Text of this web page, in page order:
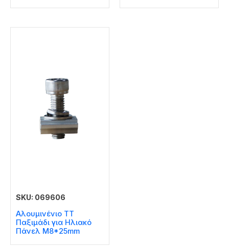
SKU: 069606
Αλουμινένιο ΤΤ
Παξιμάδι για Ηλιακό
Πάνελ M8*25mm